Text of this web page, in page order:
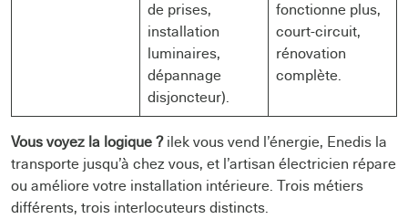
de prises,
installation
luminaires,
dépannage
disjoncteur).
fonctionne plus,
court-circuit,
rénovation
complète.
Vous voyez la logique ?ilek vous vend l’énergie, Enedis la
transporte jusqu’à chez vous, et l’artisan électricien répare
ou améliore votre installation intérieure. Trois métiers
différents, trois interlocuteurs distincts.